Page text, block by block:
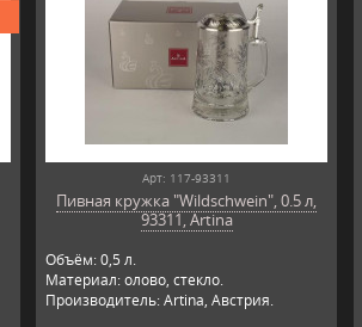
Арт: 117-93311
Пивная кружка "Wildschwein", 0.5 л,
93311, Artina
Объём: 0,5 л.
Материал: олово, стекло.
Производитель: Artina, Австрия.